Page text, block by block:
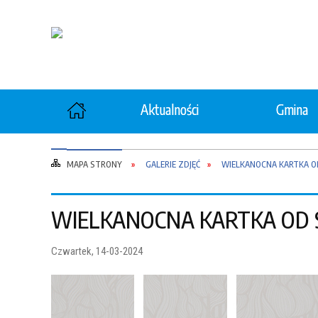
Aktualności Gmina
Ochrona zdrowia
Gospodarka Komunalna
"Wspieraj Seniora"
MAPA STRONY GALERIE ZDJĘĆ WIELKANOCNA KARTKA
WIELKANOCNA KARTKA OD
Czwartek, 14-03-2024